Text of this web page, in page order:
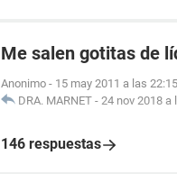
Me salen gotitas de
Anonimo - 15 may 2011 a las 22:15
DRA. MARNET - 24 nov 2018 a
146 respuestas